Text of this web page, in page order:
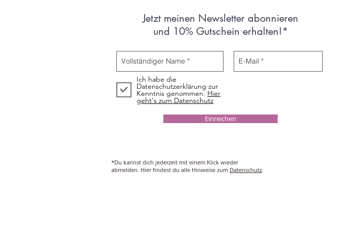
Jetzt meinen Newsletter abonnieren
und 10% Gutschein erhalten!*
Ich habe die
Datenschutzerklärung zur
Kenntnis genommen. Hier
geht's zum Datenschutz
Einreichen
*Du kannst dich jederzeit mit einem Klick wieder
abmelden. Hier findest du alle Hinweise zum Datenschutz